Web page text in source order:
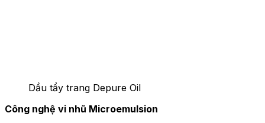
Dầu tẩy trang Depure Oil
Công nghệ vi nhũ Microemulsion